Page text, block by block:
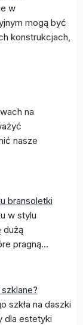
w
mogą być
konstrukcjach,
na
nasze
bransoletki
w stylu
dużą
pragną…
szkła na daszki
dla estetyki